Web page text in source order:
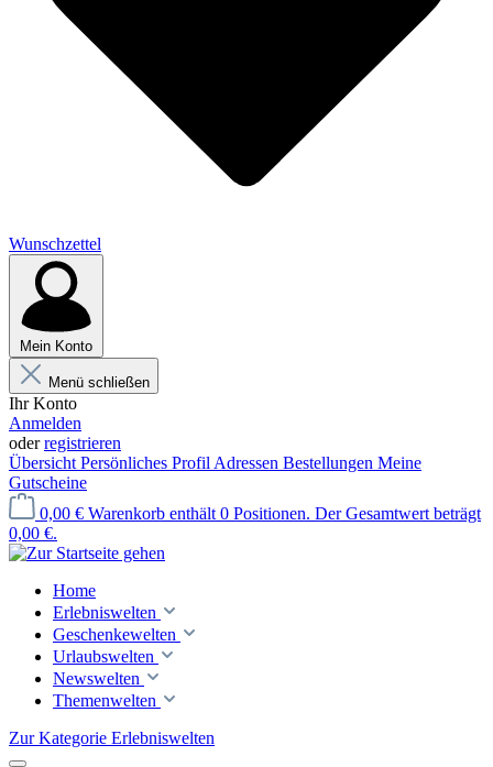
Wunschzettel
Mein Konto
Menü schließen
Ihr Konto
Anmelden
oderregistrieren
Übersicht Persönliches Profil Adressen Bestellungen Meine
Gutscheine
0,00 € Warenkorb enthält 0 Positionen. Der Gesamtwert beträgt
0,00 €.
Home
Erlebniswelten
Geschenkewelten
Urlaubswelten
Newswelten
Themenwelten
Zur Kategorie Erlebniswelten